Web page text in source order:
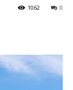
0
1062